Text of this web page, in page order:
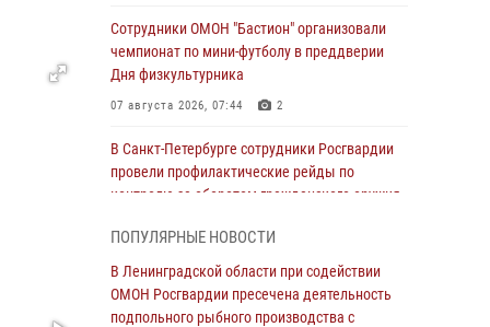
Сотрудники ОМОН "Бастион" организовали
чемпионат по мини-футболу в преддверии
Дня физкультурника
07 августа 2026, 07:44 2
В Санкт-Петербурге сотрудники Росгвардии
провели профилактические рейды по
контролю за оборотом гражданского оружия
В Красносельском районе наряд Росгвардии
задержал правонарушителя, угрожавшего 17-
летнему подростку травматическим оружием
ПОПУЛЯРНЫЕ НОВОСТИ
В Ленинградской области при содействии
ОМОН Росгвардии пресечена деятельность
подпольного рыбного производства с